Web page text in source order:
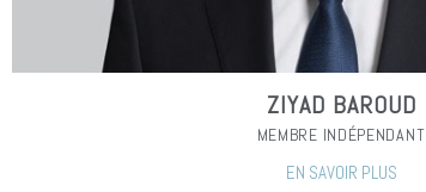
ZIYAD BAROUD
MEMBRE INDÉPENDANT
EN SAVOIR PLUS